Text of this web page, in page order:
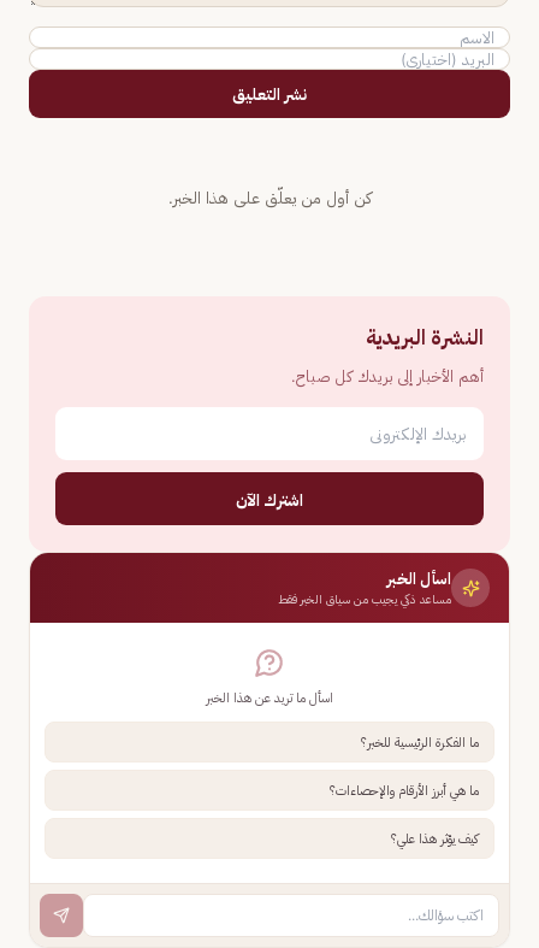
نشر التعليق
كن أول من يعلّق على هذا الخبر.
النشرة البريدية
أهم الأخبار إلى بريدك كل صباح.
اشترك الآن
اسأل الخبر
مساعد ذكي يجيب من سياق الخبر فقط
اسأل ما تريد عن هذا الخبر
ما الفكرة الرئيسية للخبر؟
ما هي أبرز الأرقام والإحصاءات؟
كيف يؤثر هذا علي؟